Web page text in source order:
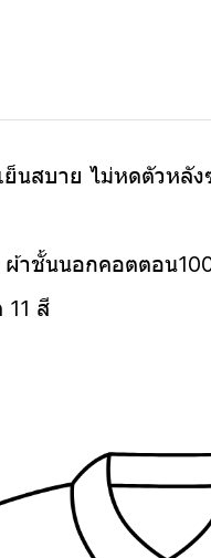
นสบาย ไม่หดตัวหลั
าชั้นนอกคอตตอน
11 สี